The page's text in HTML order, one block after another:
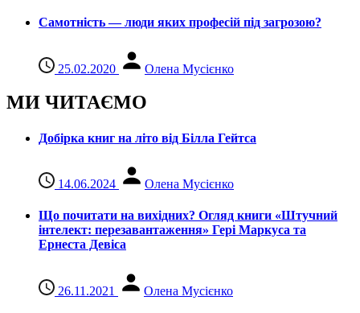
Самотність — люди яких професій під загрозою?
25.02.2020 Олена Мусієнко
МИ ЧИТАЄМО
Добірка книг на літо від Білла Гейтса
14.06.2024 Олена Мусієнко
Що почитати на вихідних? Огляд книги «Штучний
інтелект: перезавантаження» Гері Маркуса та
Ернеста Девіса
26.11.2021 Олена Мусієнко